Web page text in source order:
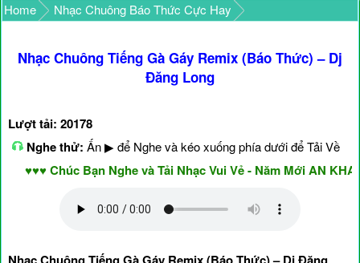
Home Nhạc Chuông Báo Thức Cực Hay
Nhạc Chuông Tiếng Gà Gáy Remix (Báo Thức) – Dj
Đăng Long
Lượt tải: 20178
Nghe thử: Ấn ▶ để Nghe và kéo xuống phía dưới để Tải Về
♥♥♥ Chúc Bạn Nghe và Tải Nhạc Vui Vẻ - Năm Mới AN KHANG